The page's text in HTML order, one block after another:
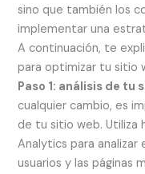
sino que también los
implementar una
A continuación, te
para optimizar tu sitio
Paso 1: análisis de
cualquier cambio, es
de tu sitio web. Utiliza
Analytics para
usuarios y las páginas